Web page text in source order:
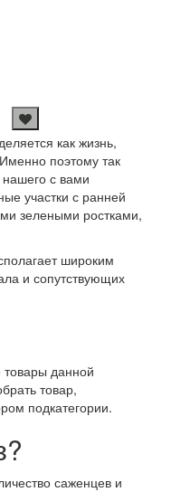
как жизнь,
поэтому так
с вами
участки с ранней
зелеными ростками,
широким
и сопутствующих
данной
товар,
подкатегории.
саженцев и